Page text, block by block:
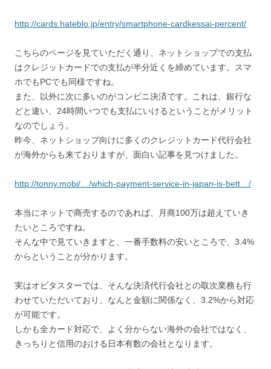
http://cards.hateblo.jp/entry/smartphone-cardkessai-percent/
こちらのページを見ていただく通り、ネットショップでの支払
はクレジットカードでの支払が半分近くを締めています。スマ
ホでもPCでも同様ですね。
また、以外に次に多いのがコンビニ決済です。これは、銀行な
どと違い、24時間いつでも支払にいけるということがメリット
なのでしょう。
昨今、ネットショップ向けに多くのクレジットカード代行会社
が海外からも来ておりますが、面白い記事を見つけました。
http://tonny.mobi/…/which-payment-service-in-japan-is-bett…/
本当にネットで商売するのであれば、月商100万は超えていき
たいところですね。
そんな中で見ていきますと、一番手数料の安いところで、3.4%
からということが分かります。
実はオビタスターでは、そんな決済代行会社との取次業務も行
わせていただいており、なんと金額に関係なく、3.2%から対応
が可能です。
しかも全カード対応で、よく分からない海外の会社ではなく、
きっちりと信用のおける日本有数の会社となります。